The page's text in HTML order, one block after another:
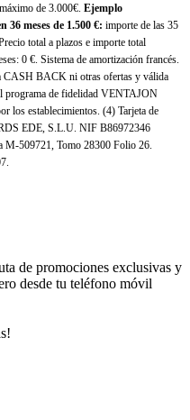
de 3.000€. Ejemplo
meses de 1.500 €: importe de las 35
total a plazos e importe total
0 €. Sistema de amortización francés.
CASH BACK ni otras ofertas y válida
programa de fidelidad VENTAJON
los establecimientos. (4) Tarjeta de
EDE, S.L.U. NIF B86972346
M-509721, Tomo 28300 Folio 26.
de promociones exclusivas y
desde tu teléfono móvil